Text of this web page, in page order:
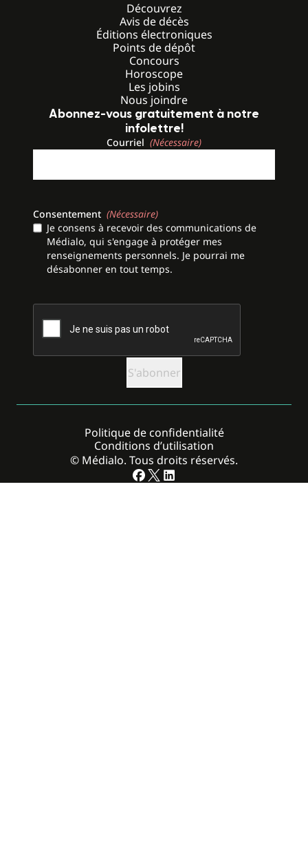
Découvrez
Avis de décès
Éditions électroniques
Points de dépôt
Concours
Horoscope
Les jobins
Nous joindre
Abonnez-vous gratuitement à notre
infolettre!
Courriel (Nécessaire)
Consentement (Nécessaire)
Je consens à recevoir des communications de
Médialo, qui s'engage à protéger mes
renseignements personnels. Je pourrai me
désabonner en tout temps.
© Médialo. Tous droits réservés.
Politique de confidentialité
Conditions d’utilisation